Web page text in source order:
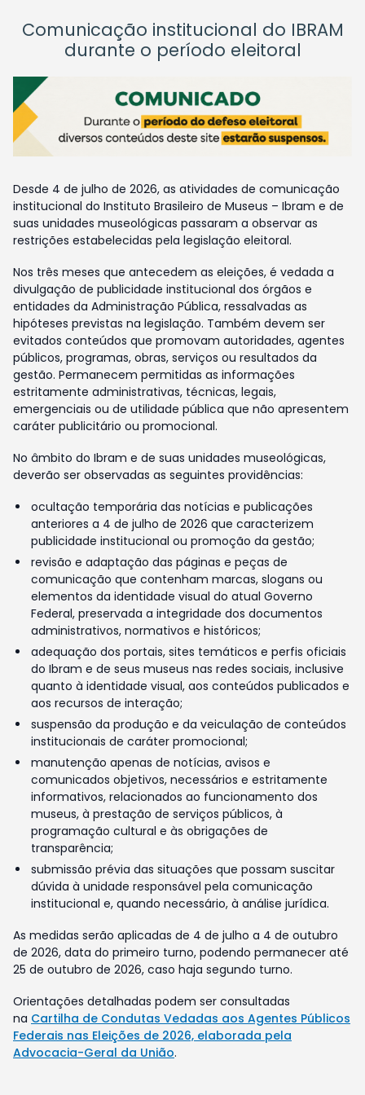
Comunicação institucional do IBRAM
durante o período eleitoral
Desde 4 de julho de 2026, as atividades de comunicação
institucional do Instituto Brasileiro de Museus – Ibram e de
suas unidades museológicas passaram a observar as
restrições estabelecidas pela legislação eleitoral.
Nos três meses que antecedem as eleições, é vedada a
divulgação de publicidade institucional dos órgãos e
entidades da Administração Pública, ressalvadas as
hipóteses previstas na legislação. Também devem ser
evitados conteúdos que promovam autoridades, agentes
públicos, programas, obras, serviços ou resultados da
gestão. Permanecem permitidas as informações
estritamente administrativas, técnicas, legais,
emergenciais ou de utilidade pública que não apresentem
caráter publicitário ou promocional.
No âmbito do Ibram e de suas unidades museológicas,
deverão ser observadas as seguintes providências:
ocultação temporária das notícias e publicações
anteriores a 4 de julho de 2026 que caracterizem
publicidade institucional ou promoção da gestão;
revisão e adaptação das páginas e peças de
comunicação que contenham marcas, slogans ou
elementos da identidade visual do atual Governo
Federal, preservada a integridade dos documentos
administrativos, normativos e históricos;
adequação dos portais, sites temáticos e perfis oficiais
do Ibram e de seus museus nas redes sociais, inclusive
quanto à identidade visual, aos conteúdos publicados e
aos recursos de interação;
suspensão da produção e da veiculação de conteúdos
institucionais de caráter promocional;
manutenção apenas de notícias, avisos e
comunicados objetivos, necessários e estritamente
informativos, relacionados ao funcionamento dos
museus, à prestação de serviços públicos, à
programação cultural e às obrigações de
transparência;
submissão prévia das situações que possam suscitar
dúvida à unidade responsável pela comunicação
institucional e, quando necessário, à análise jurídica.
As medidas serão aplicadas de 4 de julho a 4 de outubro
de 2026, data do primeiro turno, podendo permanecer até
25 de outubro de 2026, caso haja segundo turno.
Orientações detalhadas podem ser consultadas
na Cartilha de Condutas Vedadas aos Agentes Públicos
Federais nas Eleições de 2026, elaborada pela
Advocacia-Geral da União.